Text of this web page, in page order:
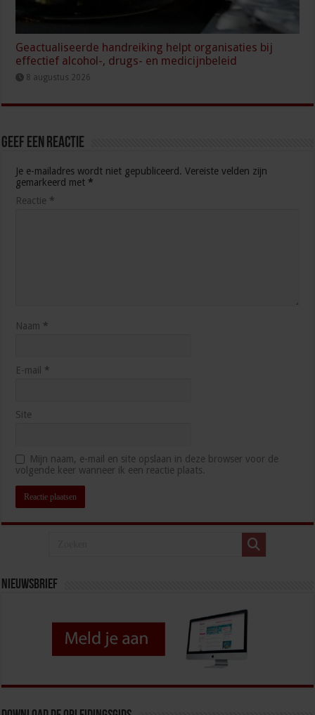
Geactualiseerde handreiking helpt organisaties bij
effectief alcohol-, drugs- en medicijnbeleid
8 augustus 2026
Geef een reactie
Je e-mailadres wordt niet gepubliceerd. Vereiste velden zijn
gemarkeerd met *
Reactie *
Naam *
E-mail *
Site
Mijn naam, e-mail en site opslaan in deze browser voor de
volgende keer wanneer ik een reactie plaats.
Nieuwsbrief